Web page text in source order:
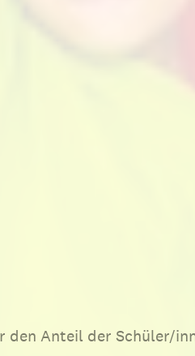
den Anteil der Schüler/